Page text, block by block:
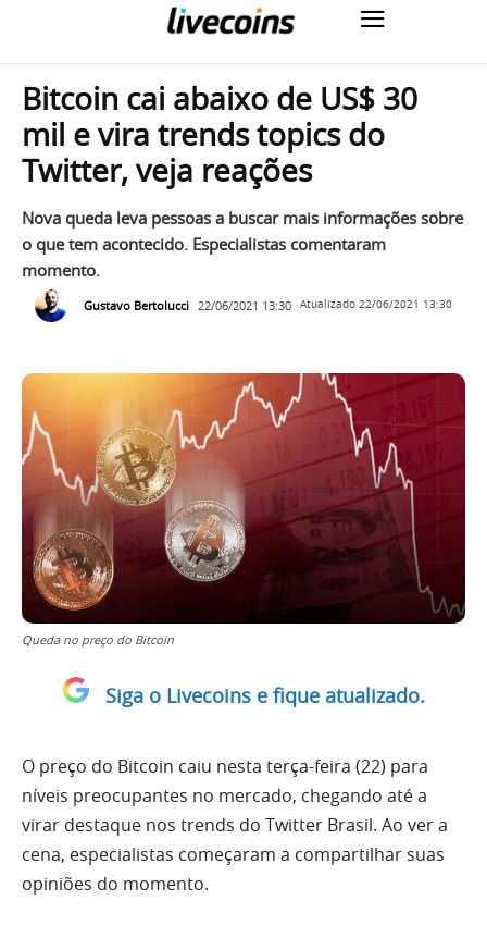
Bitcoin cai abaixo de US$ 30
mil e vira trends topics do
Twitter, veja reações
Nova queda leva pessoas a buscar mais informações sobre
o que tem acontecido. Especialistas comentaram
momento.
Gustavo Bertolucci 22/06/2021 13:30 Atualizado 22/06/2021 13:30
Queda no preço do Bitcoin
Siga o Livecoins e fique atualizado.
O preço do Bitcoin caiu nesta terça-feira (22) para
níveis preocupantes no mercado, chegando até a
virar destaque nos trends do Twitter Brasil. Ao ver a
cena, especialistas começaram a compartilhar suas
opiniões do momento.